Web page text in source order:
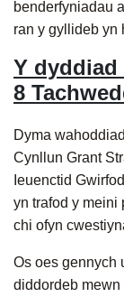
benderfyniadau
ran y gyllideb yn
Y dyddiad
8
Dyma
Cynllun Grant
Ieuenctid
yn trafod y meini
chi ofyn
Os oes gennych
diddordeb mewn